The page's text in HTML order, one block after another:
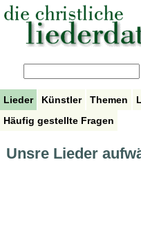
Lieder Künstler Themen
Häufig gestellte Fragen
Unsre Lieder